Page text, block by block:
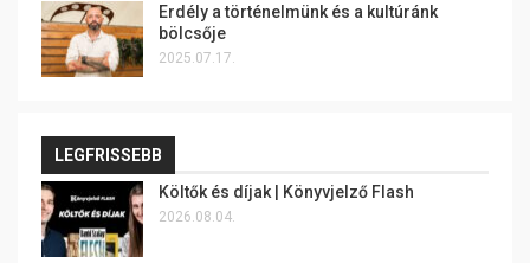
Erdély a történelmünk és a kultúránk
bölcsője
2025.07.17.
LEGFRISSEBB
Költők és díjak | Könyvjelző Flash
2026.08.04.